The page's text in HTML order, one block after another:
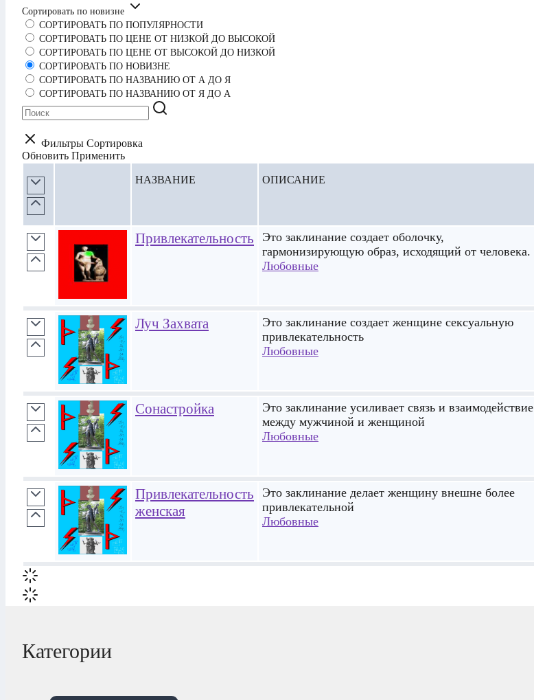
Сортировать по новизне
СОРТИРОВАТЬ ПО ПОПУЛЯРНОСТИ
СОРТИРОВАТЬ ПО ЦЕНЕ ОТ НИЗКОЙ ДО ВЫСОКОЙ
СОРТИРОВАТЬ ПО ЦЕНЕ ОТ ВЫСОКОЙ ДО НИЗКОЙ
СОРТИРОВАТЬ ПО НОВИЗНЕ
СОРТИРОВАТЬ ПО НАЗВАНИЮ ОТ А ДО Я
СОРТИРОВАТЬ ПО НАЗВАНИЮ ОТ Я ДО А
Фильтры Сортировка
Обновить Применить
НАЗВАНИЕ ОПИСАНИЕ
Привлекательность
Это заклинание создает оболочку,
гармонизирующую образ, исходящий от человека.
Любовные
Луч Захвата
Это заклинание создает женщине сексуальную
привлекательность
Любовные
Сонастройка
Это заклинание усиливает связь и взаимодействие
между мужчиной и женщиной
Любовные
Привлекательность
женская
Это заклинание делает женщину внешне более
привлекательной
Любовные
Категории